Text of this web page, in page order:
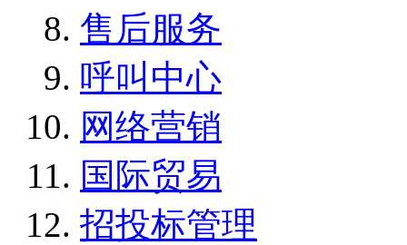
售后服务
呼叫中心
网络营销
国际贸易
招投标管理